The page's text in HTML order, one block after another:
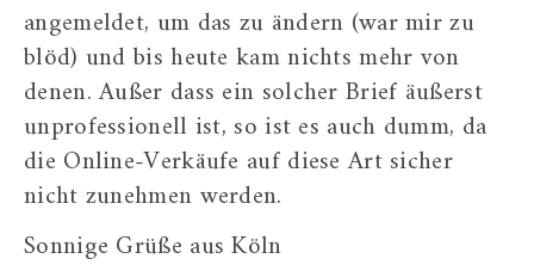
angemeldet, um das zu ändern (war mir zu
blöd) und bis heute kam nichts mehr von
denen. Außer dass ein solcher Brief äußerst
unprofessionell ist, so ist es auch dumm, da
die Online-Verkäufe auf diese Art sicher
nicht zunehmen werden.
Sonnige Grüße aus Köln